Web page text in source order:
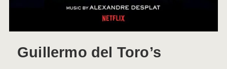
Guillermo del Toro’s